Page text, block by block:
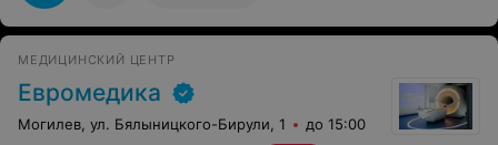
МЕДИЦИНСКИЙ ЦЕНТР
Евромедика
Могилев, ул. Бялыницкого-Бирули, 1 до 15:00